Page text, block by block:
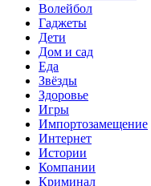
Волейбол
Гаджеты
Дети
Дом и сад
Еда
Звёзды
Здоровье
Игры
Импортозамещение
Интернет
Истории
Компании
Криминал